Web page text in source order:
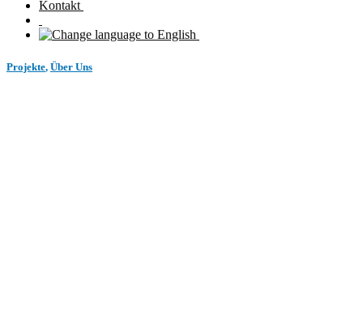
Kontakt
Projekte, Über Uns